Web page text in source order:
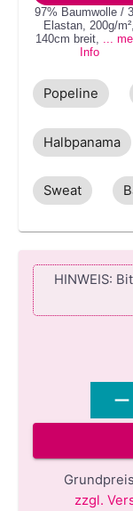
97% Baumwolle /
Elastan 200g/m²
140cm breit
...
Info
Popeline
Halbpanama
Sweat
HINWEIS:
zzgl.